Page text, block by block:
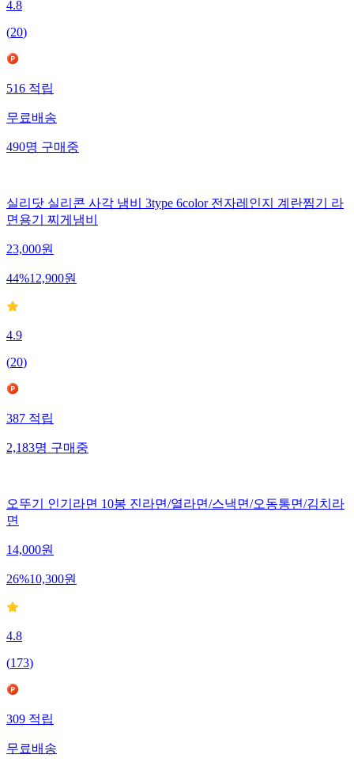
4.8
(20)
516적립
무료배송
490명구매중
실리닷 실리콘 사각 냄비 3type 6color 전자레인지 계란찜기 라
면용기 찌게냄비
23,000원
44%12,900원
4.9
(20)
387적립
2,183명구매중
오뚜기 인기라면 10봉 진라면/열라면/스낵면/오동통면/김치라
면
14,000원
26%10,300원
4.8
(173)
309적립
무료배송